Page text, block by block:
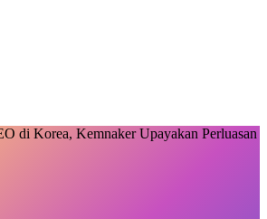
di Korea, Kemnaker Upayakan Perluasan